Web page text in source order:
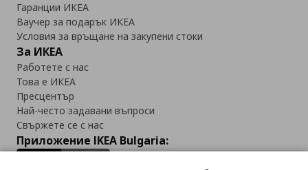
Гаранции ИКЕА
Ваучер за подарък ИКЕА
Условия за връщане на закупени стоки
За ИКЕА
Работете с нас
Това е ИКЕА
Пресцентър
Най-често задавани въпроси
Свържете се с нас
Приложение IKEA Bulgaria: